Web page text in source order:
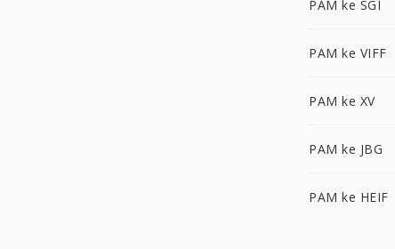
PAM ke SGI
PAM ke VIFF
PAM ke XV
PAM ke JBG
PAM ke HEIF